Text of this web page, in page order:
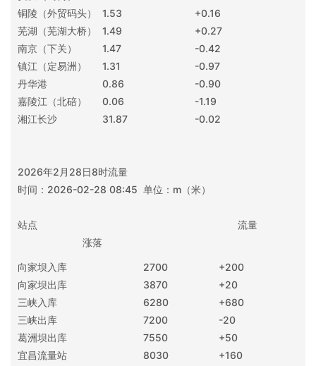
铜陵（外贸码头）
1.53
+0.16
芜湖（芜湖大桥）
1.49
+0.27
南京（下关）
1.47
-0.42
镇江（定易洲）
1.31
-0.97
丹华港
0.86
-0.90
嘉陵江（北碚）
0.06
-1.19
湘江长沙
31.87 -0.02
2026年2月28日8时流量
时间：2026-02-28 08:45 单位：m（米）
站点 流量
涨落
向家坝入库 2700
+200
向家坝出库
3870
+20
三峡入库
6280
+680
三峡出库
7200
-20
葛洲坝出库
7550
+50
宜昌流量站
8030
+160